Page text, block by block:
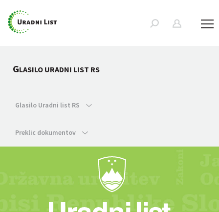
GLASILO URADNI LIST RS
Glasilo Uradni list RS
Preklic dokumentov